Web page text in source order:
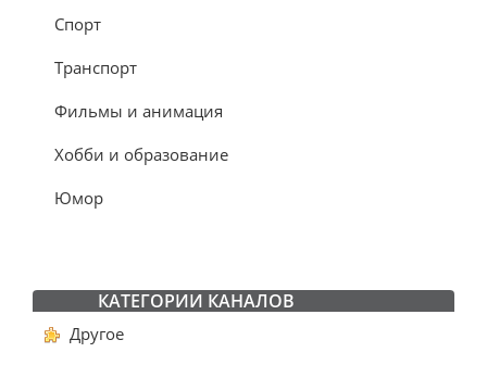
Спорт
Транспорт
Фильмы и анимация
Хобби и образование
Юмор
КАТЕГОРИИ КАНАЛОВ
Другое